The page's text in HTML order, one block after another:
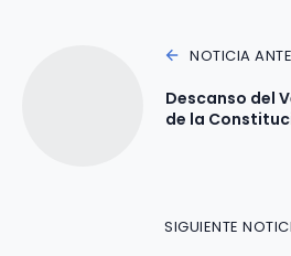
NOTICIA
Descanso del
de la
SIGUIENTE